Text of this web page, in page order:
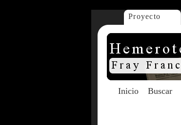
Proyecto
Inicio Buscar